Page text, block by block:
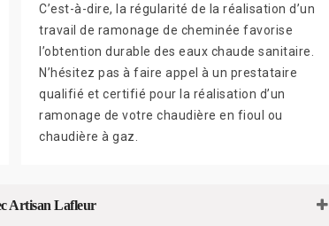
C’est-à-dire, la régularité de la réalisation d’un
travail de ramonage de cheminée favorise
l’obtention durable des eaux chaude sanitaire.
N’hésitez pas à faire appel à un prestataire
qualifié et certifié pour la réalisation d’un
ramonage de votre chaudière en fioul ou
chaudière à gaz.
Artisan Lafleur